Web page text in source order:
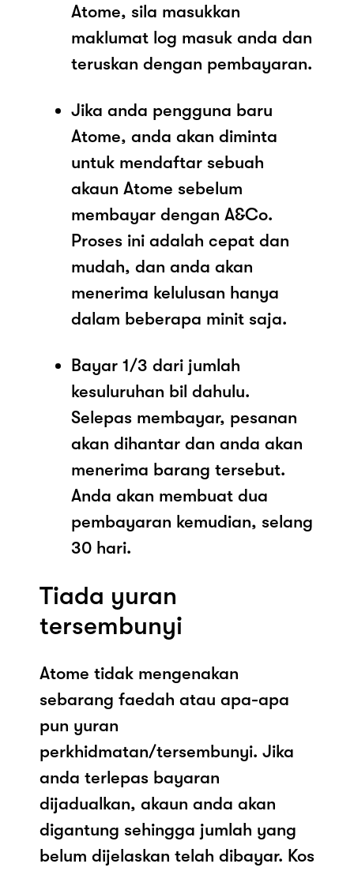
Atome, sila masukkan
maklumat log masuk anda dan
teruskan dengan pembayaran.
Jika anda pengguna baru
Atome, anda akan diminta
untuk mendaftar sebuah
akaun Atome sebelum
membayar dengan A&Co.
Proses ini adalah cepat dan
mudah, dan anda akan
menerima kelulusan hanya
dalam beberapa minit saja.
Bayar 1/3 dari jumlah
kesuluruhan bil dahulu.
Selepas membayar, pesanan
akan dihantar dan anda akan
menerima barang tersebut.
Anda akan membuat dua
pembayaran kemudian, selang
30 hari.
Tiada yuran
tersembunyi
Atome tidak mengenakan
sebarang faedah atau apa-apa
pun yuran
perkhidmatan/tersembunyi. Jika
anda terlepas bayaran
dijadualkan, akaun anda akan
digantung sehingga jumlah yang
belum dijelaskan telah dibayar. Kos